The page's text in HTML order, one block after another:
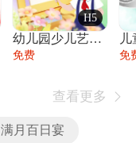
H5
幼儿园少儿艺术展览绘画展摄影作品展美术展
免费 免
查看更多 
满月百日宴